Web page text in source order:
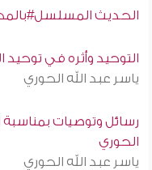
الحديث
التوحيد وأثره في توحيد
ياسر عبد الله الحوري
رسائل وتوصيات بمناسبة
الحوري
ياسر عبد الله الحوري